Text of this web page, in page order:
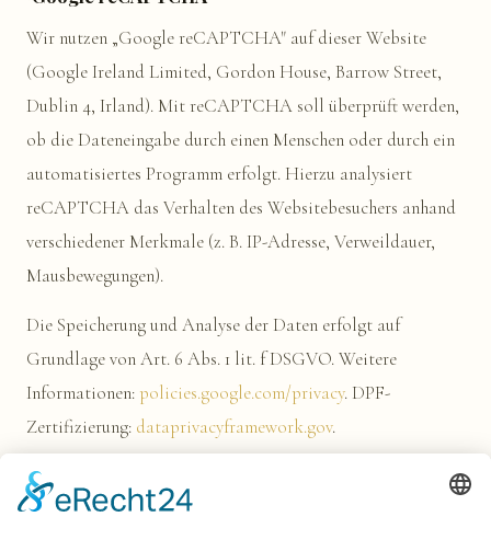
Wir nutzen „Google reCAPTCHA" auf dieser Website
(Google Ireland Limited, Gordon House, Barrow Street,
Dublin 4, Irland). Mit reCAPTCHA soll überprüft werden,
ob die Dateneingabe durch einen Menschen oder durch ein
automatisiertes Programm erfolgt. Hierzu analysiert
reCAPTCHA das Verhalten des Websitebesuchers anhand
verschiedener Merkmale (z. B. IP-Adresse, Verweildauer,
Mausbewegungen).
Die Speicherung und Analyse der Daten erfolgt auf
Grundlage von Art. 6 Abs. 1 lit. f DSGVO. Weitere
Informationen: policies.google.com/privacy. DPF-
Zertifizierung: dataprivacyframework.gov.
hCaptcha